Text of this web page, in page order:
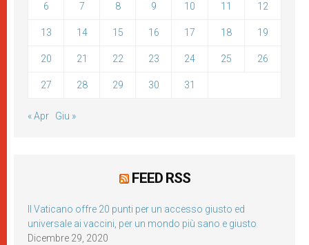
6 7 8 9 10 11 12
13 14 15 16 17 18 19
20 21 22 23 24 25 26
27 28 29 30 31
« Apr Giu »
FEED RSS
Il Vaticano offre 20 punti per un accesso giusto ed
universale ai vaccini, per un mondo più sano e giusto
Dicembre 29, 2020